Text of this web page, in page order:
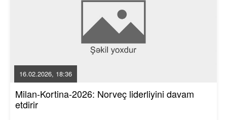
16.02.2026, 18:36
Milan-Kortina-2026: Norveç liderliyini davam
etdirir